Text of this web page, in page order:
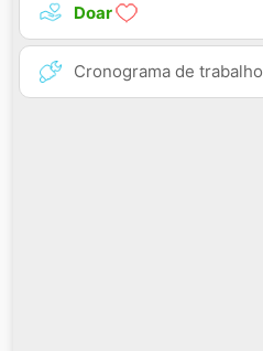
Doar
Cronograma de trabalho